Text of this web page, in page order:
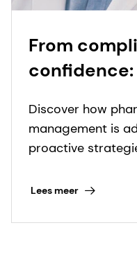
From
Discover how
management is
proactive
Lees meer